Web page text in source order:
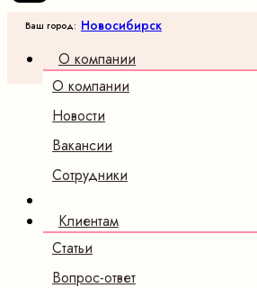
Ваш город: Новосибирск
О компании
О компании
Новости
Вакансии
Сотрудники
Клиентам
Статьи
Вопрос-ответ